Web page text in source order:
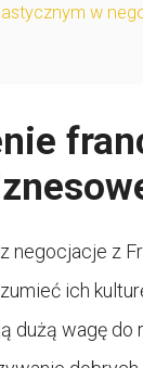
w
negocjacje z
ich
dużą wagę do